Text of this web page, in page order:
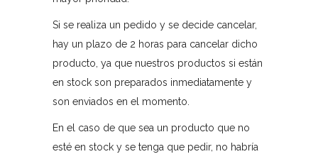
Si se realiza un pedido y se decide cancelar,
hay un plazo de 2 horas para cancelar dicho
producto, ya que nuestros productos si están
en stock son preparados inmediatamente y
son enviados en el momento.
En el caso de que sea un producto que no
esté en stock y se tenga que pedir, no habría